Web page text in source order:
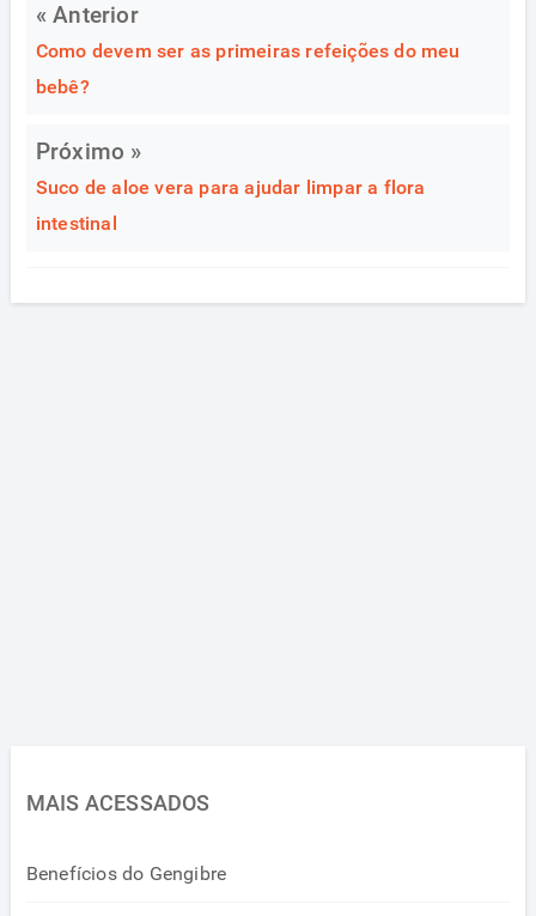
« Anterior
Como devem ser as primeiras refeições do meu
bebê?
Próximo »
Suco de aloe vera para ajudar limpar a flora
intestinal
MAIS ACESSADOS
Benefícios do Gengibre